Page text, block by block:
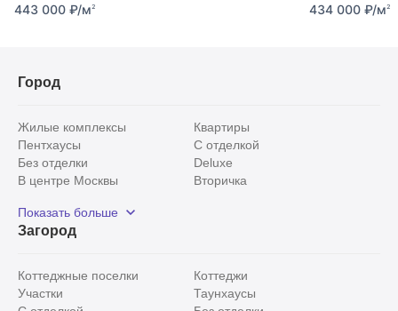
443 000 ₽/м2 434 000 ₽/м2
Город
Жилые комплексы
Квартиры
Пентхаусы
С отделкой
Без отделки
Deluxe
В центре Москвы
Вторичка
Рядом с парком
С панорамными окнами
Показать больше
Загород
Коттеджные поселки
Коттеджи
Участки
Таунхаусы